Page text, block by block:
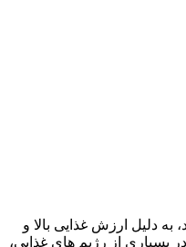
به دلیل ارزش غذایی بالا و
۳ و مواد معدنی مهم باعث شده است که دانه چیا در بسیاری از رژیم‌ های غذایی،